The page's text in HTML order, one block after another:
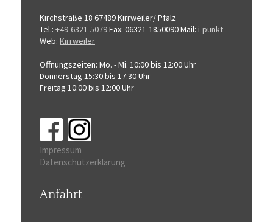
Kirchstraße 18 67489 Kirrweiler/ Pfalz
Tel.: +49-6321-5079Fax: 06321-1850090Mail: i-punkt
Web: Kirrweiler
Öffnungszeiten: Mo. - Mi. 10:00 bis 12:00 Uhr
Donnerstag 15:30 bis 17:30 Uhr
Freitag 10:00 bis 12:00 Uhr
Impressum
Datenschutzerklärung
Anfahrt